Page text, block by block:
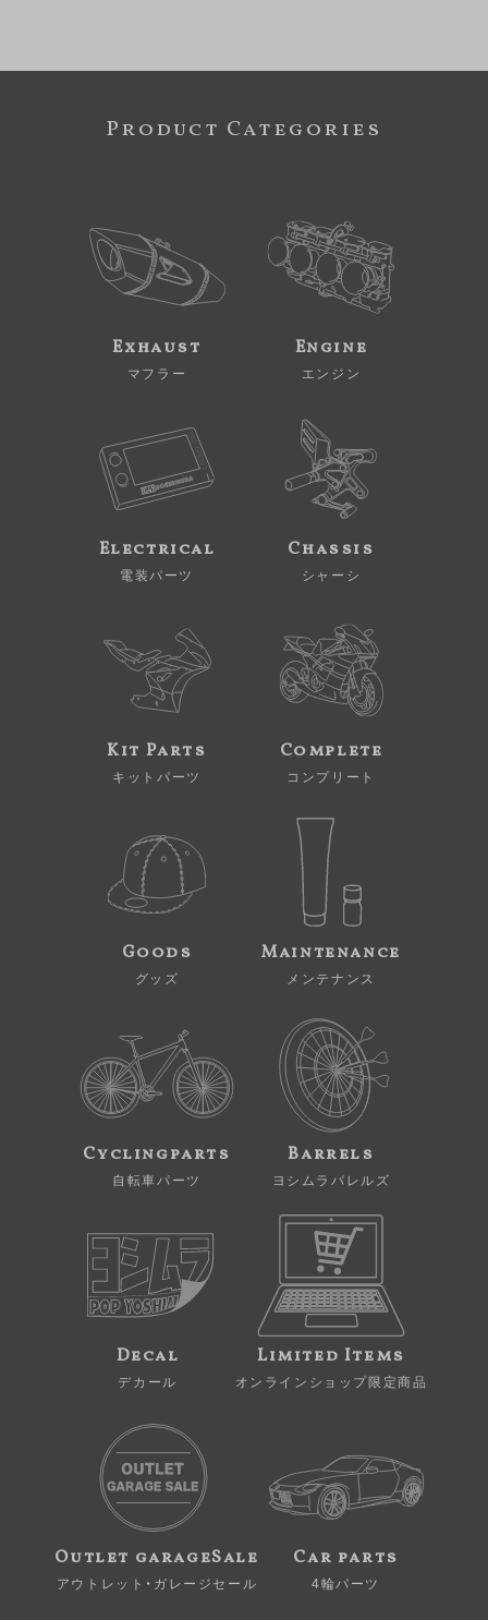
Product Categories
Exhaust
マフラー
Engine
エンジン
Electrical
電装パーツ
Chassis
シャーシ
Kit Parts
キットパーツ
Complete
コンプリート
Goods
グッズ
Maintenance
メンテナンス
Cyclingparts
自転車パーツ
Barrels
ヨシムラバレルズ
Decal
デカール
Limited Items
オンラインショップ限定商品
Outlet garageSale
アウトレット・ガレージセール
Car parts
4輪パーツ